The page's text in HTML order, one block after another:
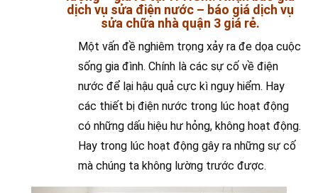
dịch vụ sửa điện nước – báo giá dịch vụ
sửa chữa nhà quận 3 giá rẻ.
Một vấn đề nghiêm trọng xảy ra đe dọa cuộc
sống gia đình. Chính là các sự cố về điện
nước để lại hậu quả cực kì nguy hiểm. Hay
các thiết bị điện nước trong lúc hoạt động
có những dấu hiệu hư hỏng, không hoạt động.
Hay trong lúc hoạt động gây ra những sự cố
mà chúng ta không lường trước được.